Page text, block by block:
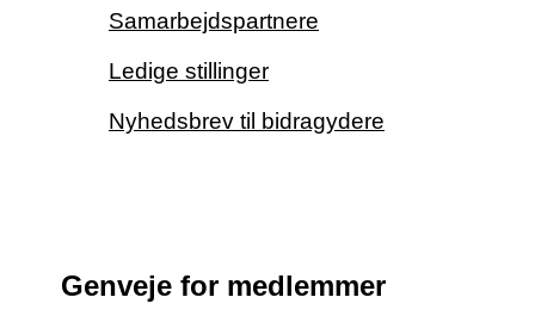
Samarbejdspartnere
Ledige stillinger
Nyhedsbrev til bidragydere
Genveje for medlemmer